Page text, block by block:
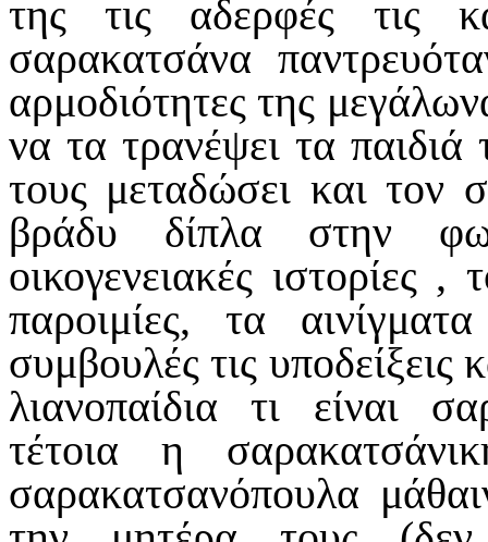
της τις αδερφές τις
σαρακατσάνα
αρμοδιότητες της
να τα τρανέψει τα
τους μεταδώσει και τον
βράδυ δίπλα στην
οικογενειακές ιστορίες
παροιμίες, τα
συμβουλές τις υποδείξεις
λιανοπαίδια τι είναι
τέτοια η
σαρακατσανόπουλα